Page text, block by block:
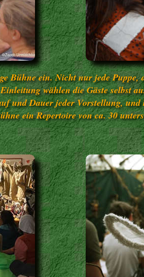
Bühne ein. Nicht nur jede Puppe,
wählen die Gäste selbst
und Dauer jeder Vorstellung,
ein Repertoire von ca. 30